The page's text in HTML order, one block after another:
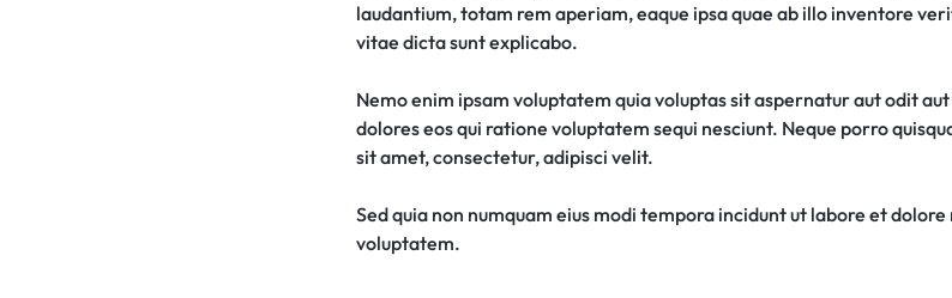
laudantium, totam rem aperiam, eaque ipsa quae ab illo inventore
vitae dicta sunt explicabo.
Nemo enim ipsam voluptatem quia voluptas sit aspernatur aut odit
dolores eos qui ratione voluptatem sequi nesciunt. Neque porro
sit amet, consectetur, adipisci velit.
Sed quia non numquam eius modi tempora incidunt ut labore et
voluptatem.